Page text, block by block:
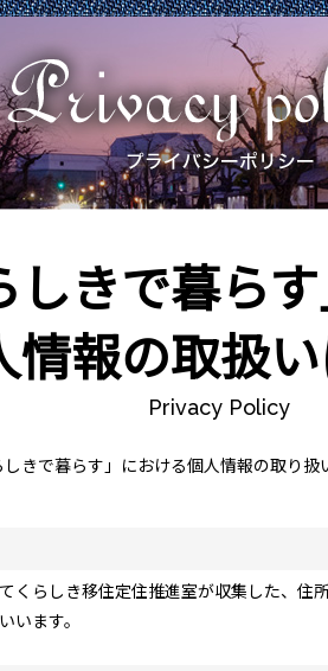
しきで暮ら
情報の取扱
Privacy Policy
きで暮らす」における個人情報の取り扱
くらしき移住定住推進室が収集した、住
います。